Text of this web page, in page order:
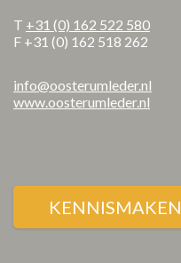
T +31 (0) 162 522 580
F +31 (0) 162 518 262
info@oosterumleder.nl
www.oosterumleder.nl
KENNISMAKEN